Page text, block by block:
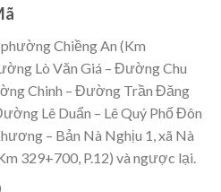
Chiềng An (Km
Lò Văn Giá – Đường Chu
Chinh – Đường Trần Đăng
Lê Duẩn – Lê Quý Phố Đôn
– Bản Nà Nghịu 1, xã Nà
329+700, P.12) và ngược lại.